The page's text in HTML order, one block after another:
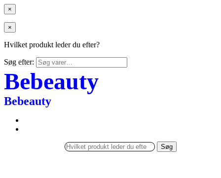
×
×
Hvilket produkt leder du efter?
Søg efter:
Bebeauty
Bebeauty
Søg